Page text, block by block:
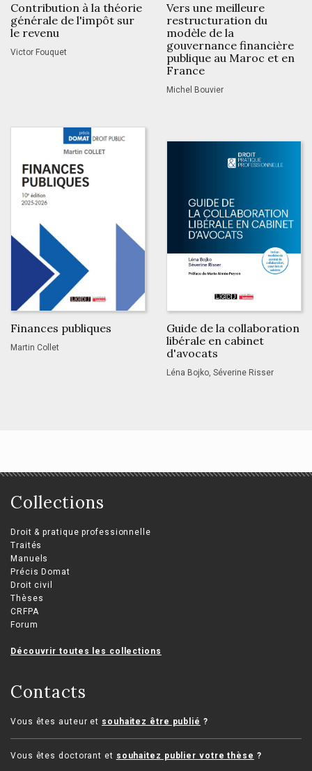
Contribution à la théorie
générale de l'impôt sur
le revenu
Victor Fouquet
Vers une meilleure
restructuration du
modèle de la
gouvernance financière
publique au Maroc et en
France
Michel Bouvier
Finances publiques
Martin Collet
Guide de la collaboration
libérale en cabinet
d'avocats
Léna Bojko, Séverine Risser
Collections
Droit & pratique professionnelle
Traités
Manuels
Précis Domat
Droit civil
Thèses
CRFPA
Forum
Découvrir toutes les collections
Contacts
Vous êtes auteur et souhaitez être publié ?
Vous êtes doctorant et souhaitez publier votre thèse ?